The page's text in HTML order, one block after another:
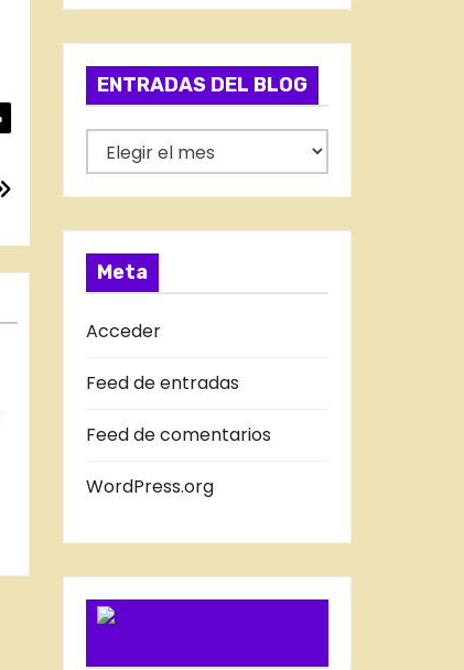
t
e
o
í
a
s
ENTRADAS DEL BLOG
N
T
R
D
A
D
B
O
G
Meta
Acceder
Feed de entradas
Feed de comentarios
WordPress.org